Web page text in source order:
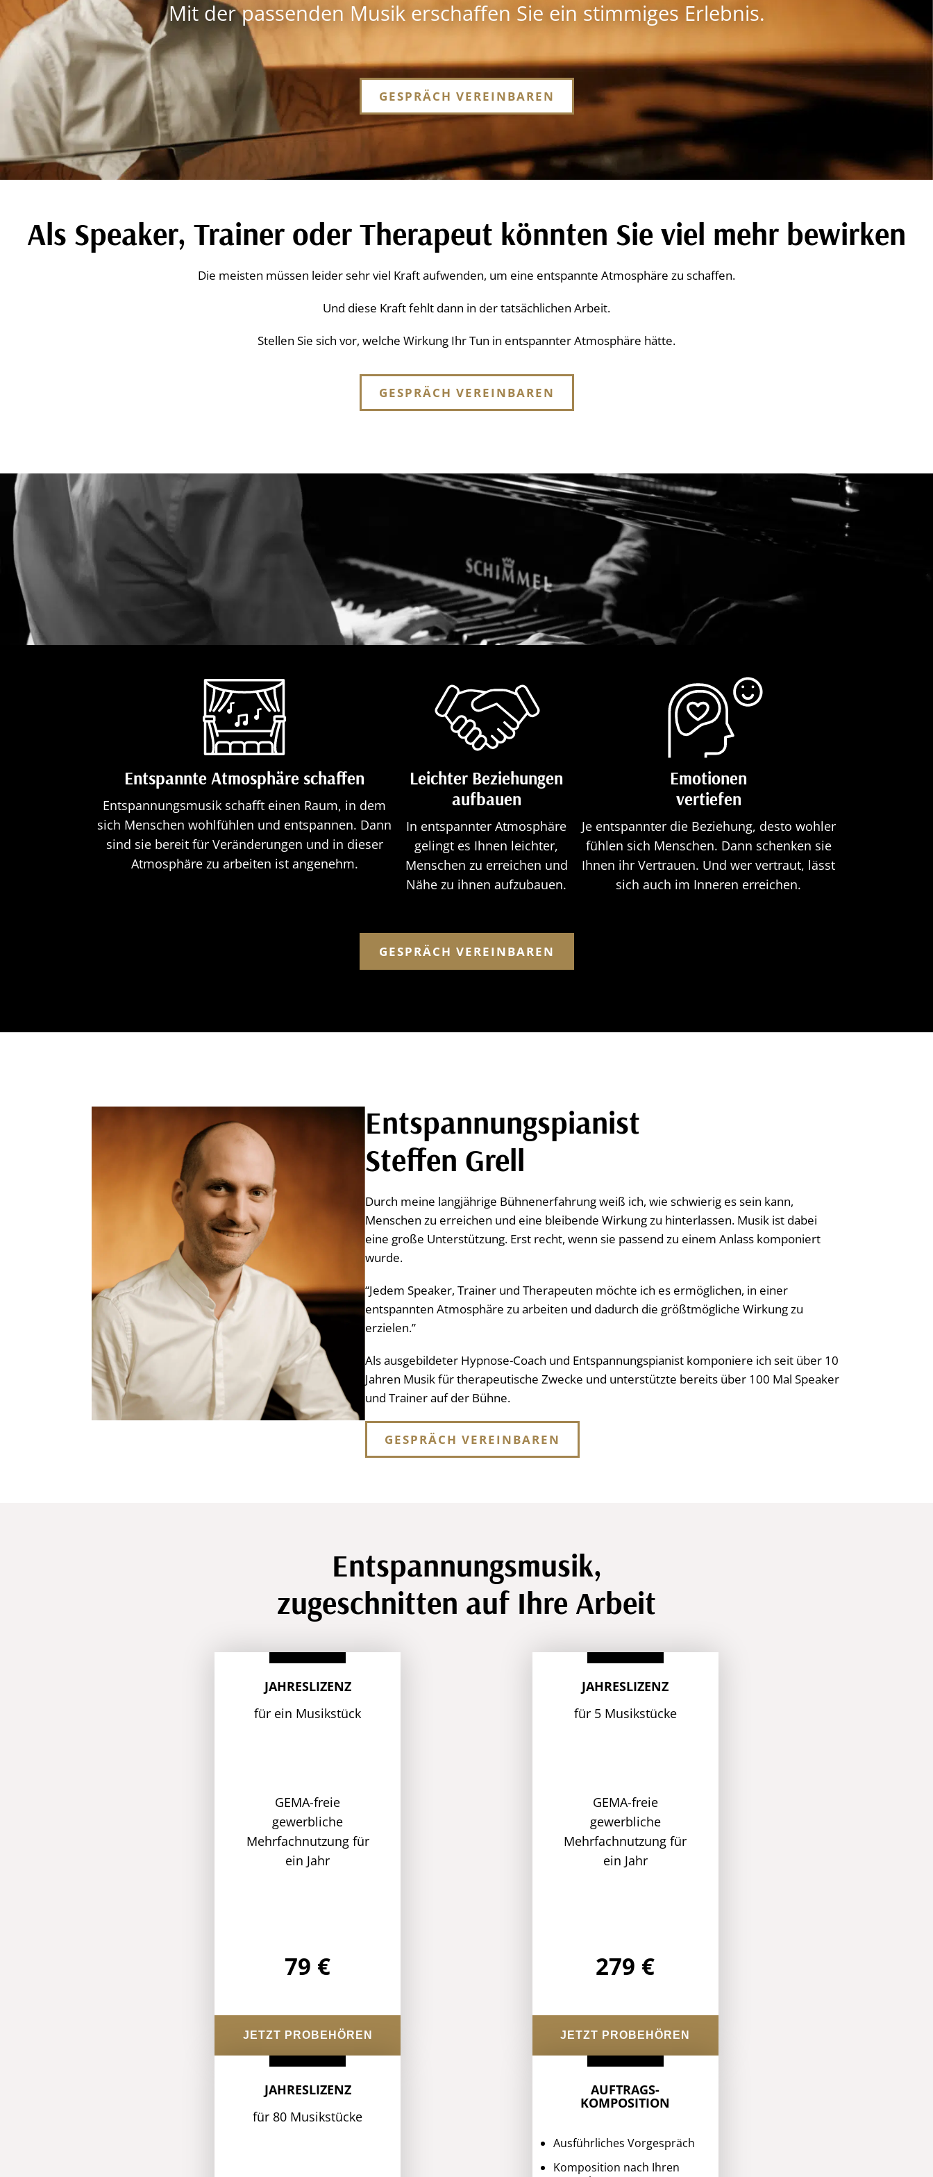
Mit der passenden Musik erschaffen Sie ein stimmiges Erlebnis.
GESPRÄCH VEREINBAREN
Als Speaker, Trainer oder Therapeut könnten Sie viel mehr bewirken
Die meisten müssen leider sehr viel Kraft aufwenden, um eine entspannte Atmosphäre zu schaffen.
Und diese Kraft fehlt dann in der tatsächlichen Arbeit.
Stellen Sie sich vor, welche Wirkung Ihr Tun in entspannter Atmosphäre hätte.
GESPRÄCH VEREINBAREN
Entspannte Atmosphäre schaffen
Entspannungsmusik schafft einen Raum, in dem
sich Menschen wohlfühlen und entspannen. Dann
sind sie bereit für Veränderungen und in dieser
Atmosphäre zu arbeiten ist angenehm.
Leichter Beziehungen
aufbauen
In entspannter Atmosphäre
gelingt es Ihnen leichter,
Menschen zu erreichen und
Nähe zu ihnen aufzubauen.
Emotionen
vertiefen
Je entspannter die Beziehung, desto wohler
fühlen sich Menschen. Dann schenken sie
Ihnen ihr Vertrauen. Und wer vertraut, lässt
sich auch im Inneren erreichen.
GESPRÄCH VEREINBAREN
Entspannungspianist
Steffen Grell
Durch meine langjährige Bühnenerfahrung weiß ich, wie schwierig es sein kann,
Menschen zu erreichen und eine bleibende Wirkung zu hinterlassen. Musik ist dabei
eine große Unterstützung. Erst recht, wenn sie passend zu einem Anlass komponiert
wurde.
“Jedem Speaker, Trainer und Therapeuten möchte ich es ermöglichen, in einer
entspannten Atmosphäre zu arbeiten und dadurch die größtmögliche Wirkung zu
erzielen.”
Als ausgebildeter Hypnose-Coach und Entspannungspianist komponiere ich seit über 10
Jahren Musik für therapeutische Zwecke und unterstützte bereits über 100 Mal Speaker
und Trainer auf der Bühne.
GESPRÄCH VEREINBAREN
Entspannungsmusik,
zugeschnitten auf Ihre Arbeit
JAHRESLIZENZ
für ein Musikstück
GEMA-freie
gewerbliche
Mehrfachnutzung für
ein Jahr
79 €
JETZT PROBEHÖREN
JAHRESLIZENZ
für 5 Musikstücke
GEMA-freie
gewerbliche
Mehrfachnutzung für
ein Jahr
279 €
JETZT PROBEHÖREN
JAHRESLIZENZ
für 80 Musikstücke
AUFTRAGS-
KOMPOSITION
Ausführliches Vorgespräch
Komposition nach Ihren